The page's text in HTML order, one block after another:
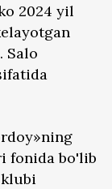
2024 yil
Salo
fonida bo'lib